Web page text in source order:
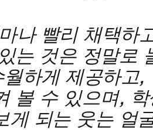
나 빨리 채택하
는 것은 정말로
하게 제공하고
볼 수 있으며,
게 되는 웃는 얼